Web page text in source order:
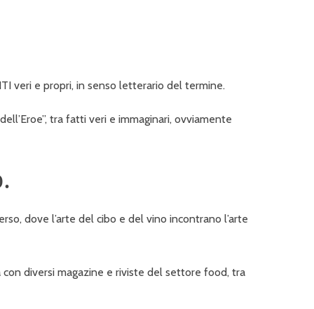
veri e propri, in senso letterario del termine.
tra fatti veri e immaginari, ovviamente
dove l’arte del cibo e del vino incontrano l’arte
diversi magazine e riviste del settore food, tra